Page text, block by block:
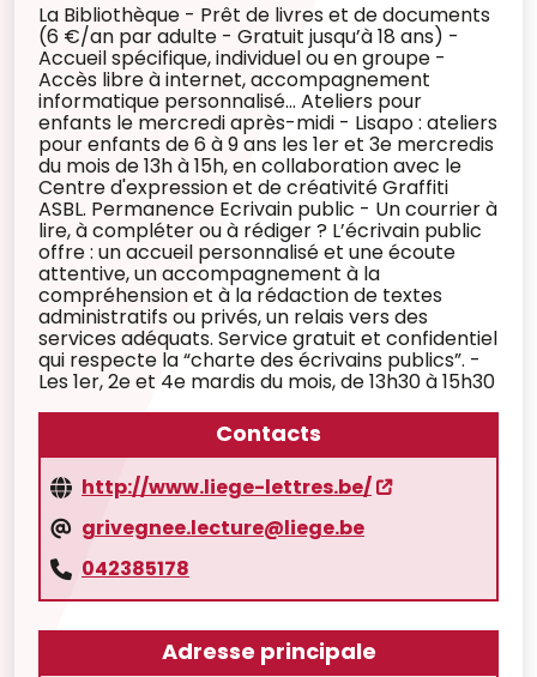
La Bibliothèque - Prêt de livres et de documents
(6 €/an par adulte - Gratuit jusqu’à 18 ans) -
Accueil spécifique, individuel ou en groupe -
Accès libre à internet, accompagnement
informatique personnalisé... Ateliers pour
enfants le mercredi après-midi - Lisapo : ateliers
pour enfants de 6 à 9 ans les 1er et 3e mercredis
du mois de 13h à 15h, en collaboration avec le
Centre d'expression et de créativité Graffiti
ASBL. Permanence Ecrivain public - Un courrier à
lire, à compléter ou à rédiger ? L’écrivain public
offre : un accueil personnalisé et une écoute
attentive, un accompagnement à la
compréhension et à la rédaction de textes
administratifs ou privés, un relais vers des
services adéquats. Service gratuit et confidentiel
qui respecte la “charte des écrivains publics”. -
Les 1er, 2e et 4e mardis du mois, de 13h30 à 15h30
Contacts
http://www.liege-lettres.be/
grivegnee.lecture@liege.be
042385178
Adresse principale